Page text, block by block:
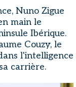
Nuno Zigue
main le
Ibérique.
Couzy, le
l'intelligence
carrière.